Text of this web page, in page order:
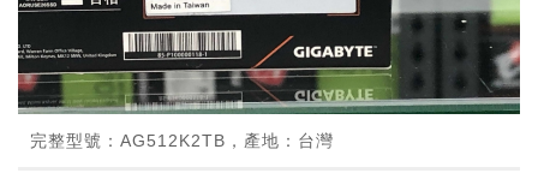
完整型號：AG512K2TB，產地：台灣